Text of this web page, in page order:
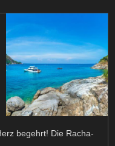
begehrt! Die Racha-